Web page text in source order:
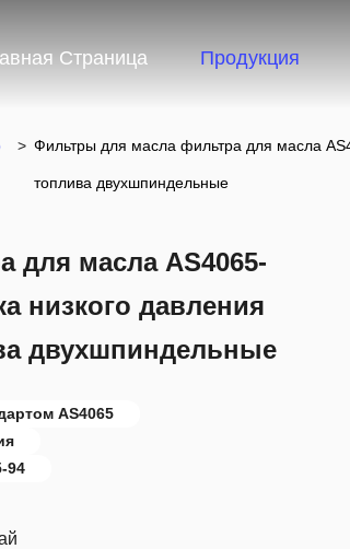
Страница Продукция
> Фильтры для масла фильтра для масла
топлива двухшпиндельные
для масла AS4065-
низкого давления
двухшпиндельные
AS4065
94